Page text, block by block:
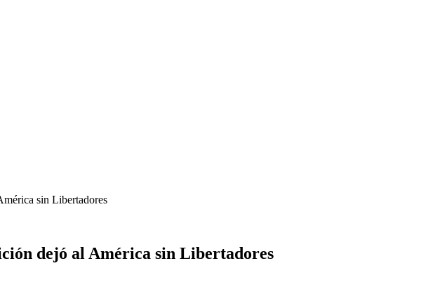
sin Libertadores
dejó al América sin Libertadores